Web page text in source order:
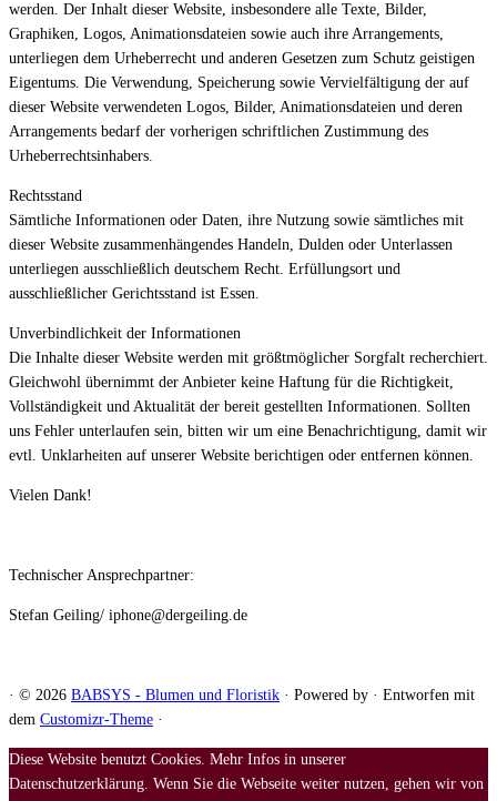
werden. Der Inhalt dieser Website, insbesondere alle Texte, Bilder,
Graphiken, Logos, Animationsdateien sowie auch ihre Arrangements,
unterliegen dem Urheberrecht und anderen Gesetzen zum Schutz geistigen
Eigentums. Die Verwendung, Speicherung sowie Vervielfältigung der auf
dieser Website verwendeten Logos, Bilder, Animationsdateien und deren
Arrangements bedarf der vorherigen schriftlichen Zustimmung des
Urheberrechtsinhabers.
Rechtsstand
Sämtliche Informationen oder Daten, ihre Nutzung sowie sämtliches mit
dieser Website zusammenhängendes Handeln, Dulden oder Unterlassen
unterliegen ausschließlich deutschem Recht. Erfüllungsort und
ausschließlicher Gerichtsstand ist Essen.
Unverbindlichkeit der Informationen
Die Inhalte dieser Website werden mit größtmöglicher Sorgfalt recherchiert.
Gleichwohl übernimmt der Anbieter keine Haftung für die Richtigkeit,
Vollständigkeit und Aktualität der bereit gestellten Informationen. Sollten
uns Fehler unterlaufen sein, bitten wir um eine Benachrichtigung, damit wir
evtl. Unklarheiten auf unserer Website berichtigen oder entfernen können.
Vielen Dank!
Technischer Ansprechpartner:
Stefan Geiling/ iphone@dergeiling.de
· © 2026 BABSYS - Blumen und Floristik · Powered by · Entworfen mit
dem Customizr-Theme ·
Diese Website benutzt Cookies. Mehr Infos in unserer
Datenschutzerklärung. Wenn Sie die Webseite weiter nutzen, gehen wir von